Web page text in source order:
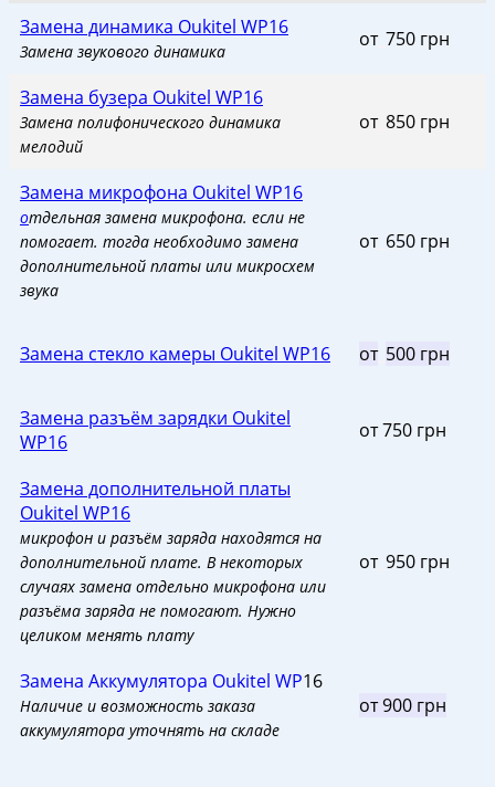
Замена динамика Oukitel WP16
Замена звукового динамика
от_ 750 грн
Замена бузера Oukitel WP16
Замена полифонического динамика
мелодий
от_ 850 грн
Замена микрофона Oukitel WP16
отдельная замена микрофона. если не
помогает. тогда необходимо замена
дополнительной платы или микросхем
звука
от_ 650 грн
Замена стекло камеры Oukitel WP16 от_ 500 грн
Замена разъём зарядки Oukitel
WP16
от 750 грн
Замена дополнительной платы
Oukitel WP16
микрофон и разъём заряда находятся на
дополнительной плате. В некоторых
случаях замена отдельно микрофона или
разъёма заряда не помогают. Нужно
целиком менять плату
от_ 950 грн
Замена Аккумулятора Oukitel WP16
Наличие и возможность заказа
аккумулятора уточнять на складе
от 900 грн